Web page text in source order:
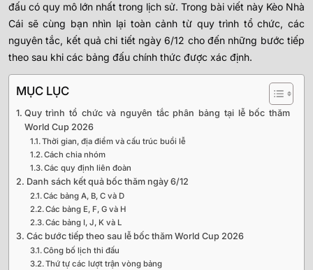
đấu có quy mô lớn nhất trong lịch sử. Trong bài viết này Kèo Nhà
Cái sẽ cùng bạn nhìn lại toàn cảnh từ quy trình tổ chức, các
nguyên tắc, kết quả chi tiết ngày 6/12 cho đến những bước tiếp
theo sau khi các bảng đấu chính thức được xác định.
MỤC LỤC
Quy trình tổ chức và nguyên tắc phân bảng tại lễ bốc thăm
World Cup 2026
Thời gian, địa điểm và cấu trúc buổi lễ
Cách chia nhóm
Các quy định liên đoàn
Danh sách kết quả bốc thăm ngày 6/12
Các bảng A, B, C và D
Các bảng E, F, G và H
Các bảng I, J, K và L
Các bước tiếp theo sau lễ bốc thăm World Cup 2026
Công bố lịch thi đấu
Thứ tự các lượt trận vòng bảng